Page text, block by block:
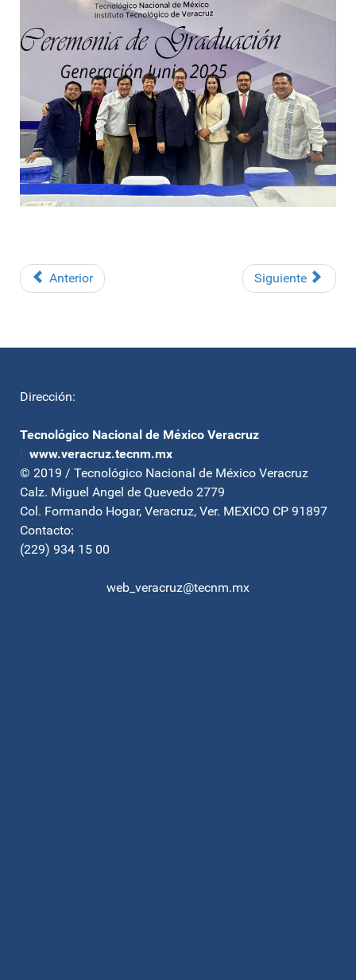
Anterior Siguiente
Dirección:
Tecnológico Nacional de México Veracruz
| www.veracruz.tecnm.mx
© 2019 / Tecnológico Nacional de México Veracruz
Calz. Miguel Angel de Quevedo 2779
Col. Formando Hogar, Veracruz, Ver. MEXICO CP 91897
Contacto:
(229) 934 15 00
web_veracruz@tecnm.mx